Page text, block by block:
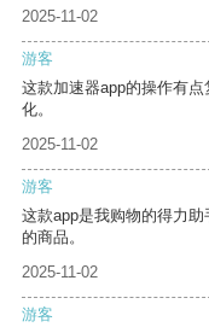
2025-11-02
游客
这款加速器app的操作有
化。
2025-11-02
游客
这款app是我购物的得力
的商品。
2025-11-02
游客